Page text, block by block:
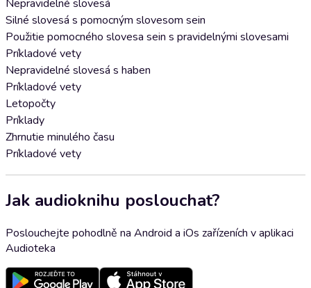
Nepravidelné slovesá
Silné slovesá s pomocným slovesom sein
Použitie pomocného slovesa sein s pravidelnými slovesami
Príkladové vety
Nepravidelné slovesá s haben
Príkladové vety
Letopočty
Príklady
Zhrnutie minulého času
Príkladové vety
Jak audioknihu poslouchat?
Poslouchejte pohodlně na Android a iOs zařízeních v aplikaci
Audioteka